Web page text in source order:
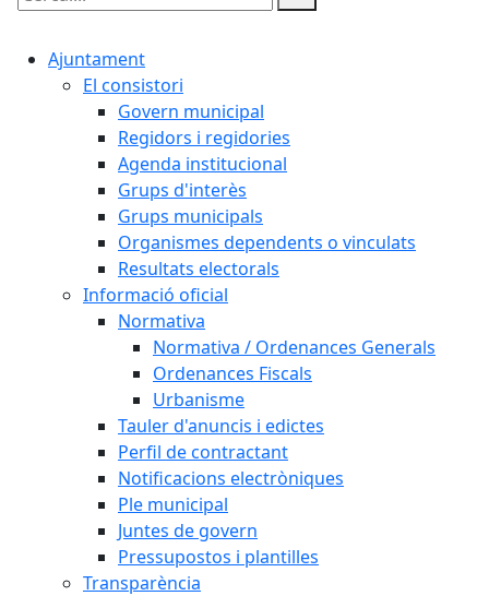
Cercar:
Ajuntament
El consistori
Govern municipal
Regidors i regidories
Agenda institucional
Grups d'interès
Grups municipals
Organismes dependents o vinculats
Resultats electorals
Informació oficial
Normativa
Normativa / Ordenances Generals
Ordenances Fiscals
Urbanisme
Tauler d'anuncis i edictes
Perfil de contractant
Notificacions electròniques
Ple municipal
Juntes de govern
Pressupostos i plantilles
Transparència